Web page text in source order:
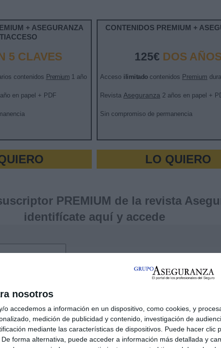
nosotros
o accedemos a información en un dispositivo, como cookies, y
medición de publicidad y contenido, investigación de
mediante las características de dispositivos. Puede hacer
forma alternativa, puede acceder a información más detallada y
+ ASEGURANZA
5 CLAVES
contenidos Premium 1 año
en papel + PDF
CONTENIDOS PREMIUM +
125€ DOS
Acceso ilimitado contenidos Premium
Revista Aseguranza 2 años en papel +
Sin compromiso de permanencia
LO QUIERO
PREMIUM de la revista
identifícate aquí y accede